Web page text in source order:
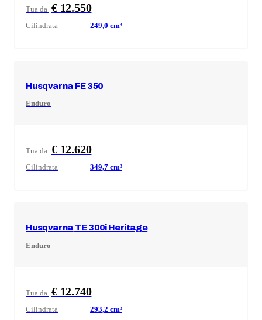
Tua da € 12.550
Cilindrata 249,0 cm³
Husqvarna FE 350
Enduro
Tua da € 12.620
Cilindrata 349,7 cm³
Husqvarna TE 300i Heritage
Enduro
Tua da € 12.740
Cilindrata 293,2 cm³